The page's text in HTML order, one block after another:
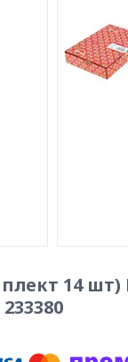
14 шт)